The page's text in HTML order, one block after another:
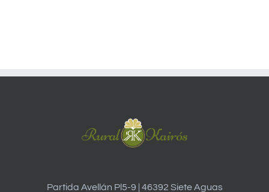
Partida Avellán Pl5-9 | 46392 Siete Aguas